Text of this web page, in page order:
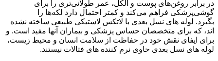
در برابر روغن‌های پوست و الکل، عمر طولانی‌تری را برای
گوشی‌پزشکی فراهم می‌کند و کمتر احتمال دارد لکه‌ها را
بگیرد. لوله های نسل بعدی با لاتکس لاستیکی طبیعی ساخته نشده
اند، که برای متخصصان حساس پزشکی و بیماران آنها مفید است. و
برای ایفای نقش خود در حفاظت از سلامت انسان و محیط زیست،
لوله های نسل بعدی حاوی نرم کننده های فتالات نیستند.